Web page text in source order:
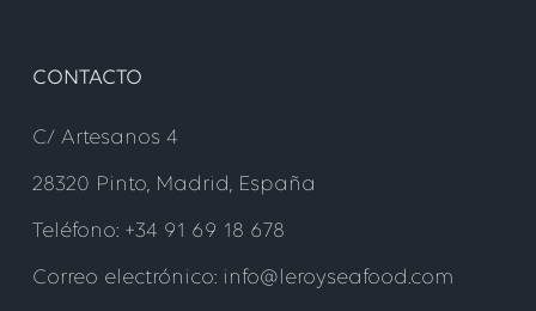
CONTACTO
C/ Artesanos 4
28320 Pinto, Madrid, España
Teléfono: +34 91 69 18 678
Correo electrónico: info@leroyseafood.com